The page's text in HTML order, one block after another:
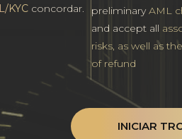
KYC concordar.
preliminaryAML
and accept all
risks, as well as
of refund
INICIAR